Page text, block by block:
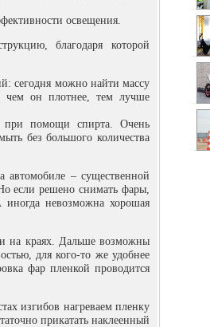
освещения.
благодаря которой
сегодня можно найти массу
чем он плотнее, тем лучше
при помощи спирта. Очень
без большого количества
– существенной
если решено снимать фары,
невозможна хорошая
на краях. Дальше возможны
для кого-то же удобнее
фар пленкой проводится
изгибов нагреваем пленку
прикатать наклеенный